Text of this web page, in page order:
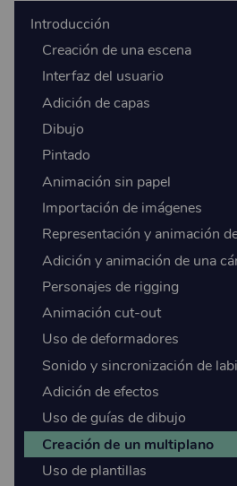
Introducción
Creación de una escena
Interfaz del usuario
Adición de capas
Dibujo
Pintado
Animación sin papel
Importación de imágenes
Representación y animación
Adición y animación de una
Personajes de rigging
Animación cut-out
Uso de deformadores
Sonido y sincronización de
Adición de efectos
Uso de guías de dibujo
Creación de un multiplano
Uso de plantillas